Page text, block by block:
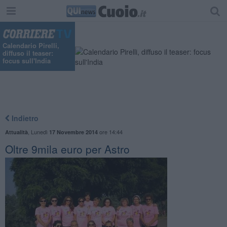
Calendario Pirelli,
diffuso il teaser:
focus sull'India
Indietro
Attualità Lunedì 17 Novembre 2014ore 14:44
Oltre 9mila euro per Astro